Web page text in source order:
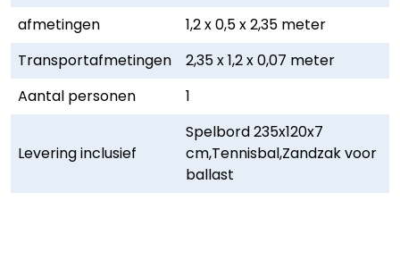
afmetingen
1,2 x 0,5 x 2,35 meter
Transportafmetingen
2,35 x 1,2 x 0,07 meter
Aantal personen
1
Levering inclusief
Spelbord 235x120x7
cm,Tennisbal,Zandzak voor
ballast